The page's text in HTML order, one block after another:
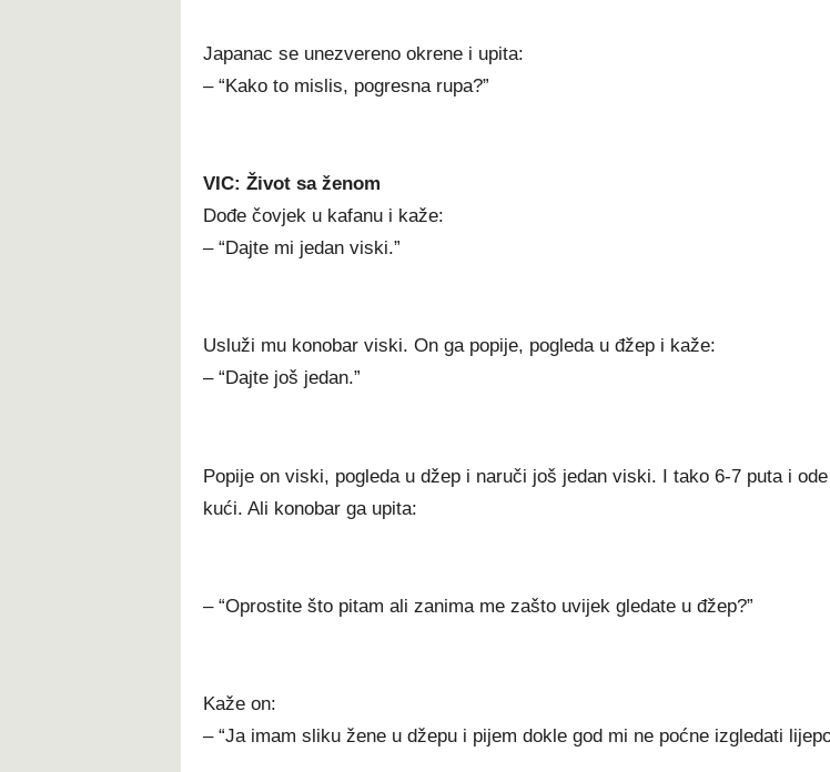
Japanac se unezvereno okrene i upita:
– “Kako to mislis, pogresna rupa?”
VIC: Život sa ženom
Dođe čovjek u kafanu i kaže:
– “Dajte mi jedan viski.”
Usluži mu konobar viski. On ga popije, pogleda u đžep i kaže:
– “Dajte još jedan.”
Popije on viski, pogleda u džep i naruči još jedan viski. I tako 6-7 puta i
kući. Ali konobar ga upita:
– “Oprostite što pitam ali zanima me zašto uvijek gledate u đžep?”
Kaže on:
– “Ja imam sliku žene u džepu i pijem dokle god mi ne poćne izgledati